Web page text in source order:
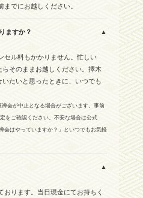
でにお越しください。
ますか？
セル料もかかりません。忙しい
そのままお越しください。擇木
たいと思ったときに、いつでも
会が中止となる場合がございます。事前
をご確認ください。不安な場合は公式
会はやっていますか？」といつでもお気軽
ります。当日現金にてお持ちく